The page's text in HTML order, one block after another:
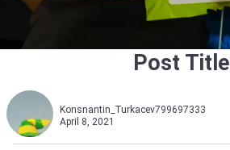
Post Title
Konsnantin_Turkacev799697333
April 8, 2021